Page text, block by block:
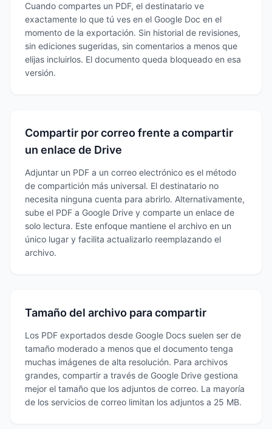
Cuando compartes un PDF, el destinatario ve
exactamente lo que tú ves en el Google Doc en el
momento de la exportación. Sin historial de revisiones,
sin ediciones sugeridas, sin comentarios a menos que
elijas incluirlos. El documento queda bloqueado en esa
versión.
Compartir por correo frente a compartir
un enlace de Drive
Adjuntar un PDF a un correo electrónico es el método
de compartición más universal. El destinatario no
necesita ninguna cuenta para abrirlo. Alternativamente,
sube el PDF a Google Drive y comparte un enlace de
solo lectura. Este enfoque mantiene el archivo en un
único lugar y facilita actualizarlo reemplazando el
archivo.
Tamaño del archivo para compartir
Los PDF exportados desde Google Docs suelen ser de
tamaño moderado a menos que el documento tenga
muchas imágenes de alta resolución. Para archivos
grandes, compartir a través de Google Drive gestiona
mejor el tamaño que los adjuntos de correo. La mayoría
de los servicios de correo limitan los adjuntos a 25 MB.